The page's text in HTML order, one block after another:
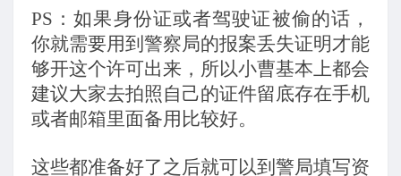
PS ：如果身份证或者驾驶证被偷的话，
你就需要用到警察局的报案丢失证明才能
够开这个许可出来，所以小曹基本上都会
建议大家去拍照自己的证件留底存在手机
或者邮箱里面备用比较好。
这些都准备好了之后就可以到警局填写资